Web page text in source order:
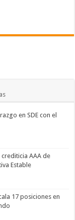
en SDE con el
AAA de
Estable
17 posiciones en